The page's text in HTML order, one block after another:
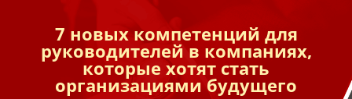
7 новых компетенций для
руководителей в компаниях,
которые хотят стать
организациями будущего